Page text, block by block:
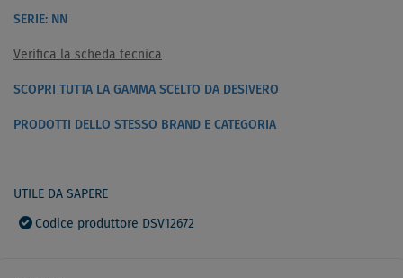
SERIE: NN
Verifica la scheda tecnica
SCOPRI TUTTA LA GAMMA SCELTO DA DESIVERO
PRODOTTI DELLO STESSO BRAND E CATEGORIA
UTILE DA SAPERE
Codice produttore DSV12672